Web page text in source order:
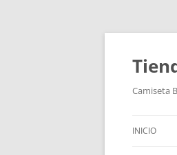
Camiseta
INICIO